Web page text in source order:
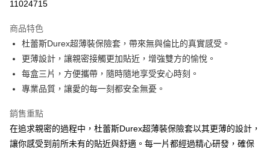
Apple Pay
街口支付
悠遊付
ATM付款
11024715
商品特色
杜蕾斯Durex超薄裝保險套，帶來無與倫比的真實感受。
更薄設計，讓親密接觸更加貼近，增強雙方的愉悅。
每盒三片，方便攜帶，隨時隨地享受安心時刻。
專業品質，讓愛的每一刻都安全無憂。
銷售重點
在追求親密的過程中，杜蕾斯Durex超薄裝保險套以其更薄的設計，
讓你感受到前所未有的貼近與舒適。每一片都經過精心研發，確保